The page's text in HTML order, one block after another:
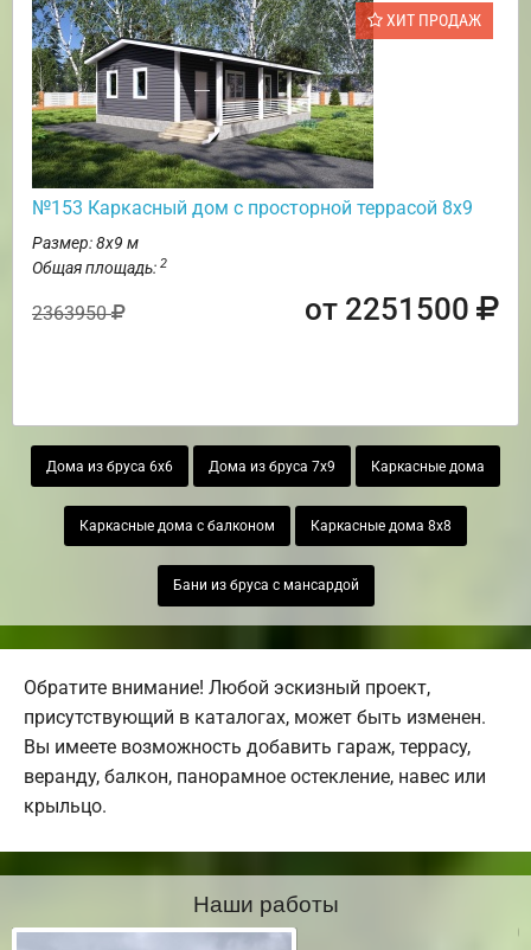
ХИТ ПРОДАЖ
№153 Каркасный дом с просторной террасой 8х9
Размер: 8х9 м
Общая площадь: 2
2363950 от 2251500
Дома из бруса 6х6 Дома из бруса 7х9 Каркасные дома
Каркасные дома с балконом Каркасные дома 8х8
Бани из бруса с мансардой
Обратите внимание! Любой эскизный проект,
присутствующий в каталогах, может быть изменен.
Вы имеете возможность добавить гараж, террасу,
веранду, балкон, панорамное остекление, навес или
крыльцо.
Наши работы